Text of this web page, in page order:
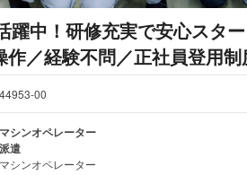
躍中！研修充実で安心スタ
作／経験不問／正社員登用
44953-00
マシンオペレーター
派遣
マシンオペレーター